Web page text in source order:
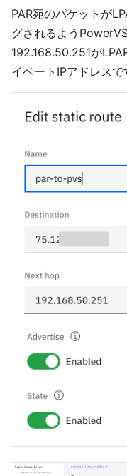
PAR宛のパケットが
グされるよう
192.168.50.251が
イベートIPアドレスで